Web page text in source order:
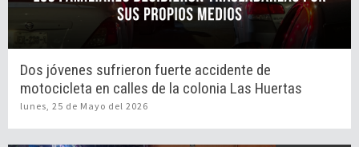
Dos jóvenes sufrieron fuerte accidente de
motocicleta en calles de la colonia Las Huertas
lunes, 25 de Mayo del 2026